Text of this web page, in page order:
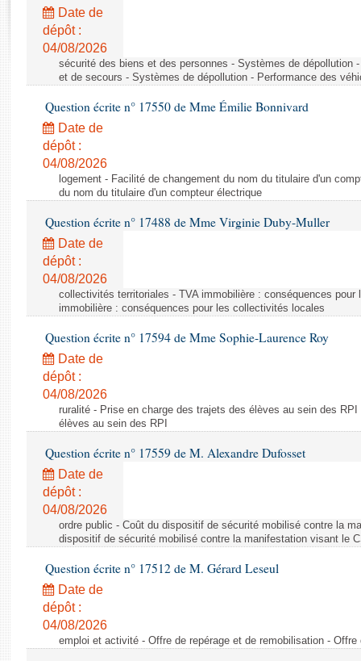
Rapports législatifs
Rapports sur l'application des lois
Baromètre de l’application des lois
Dossiers législatifs
Budget et sécurité sociale
Questions écrites et orales
Comptes rendus des débats
Date de
dépôt :
04/08/2026
sécurité des biens et des personnes - Systèmes de dépollution
et de secours - Systèmes de dépollution - Performance des
Question écrite n° 17550 de Mme Émilie Bonnivard
Date de
dépôt :
04/08/2026
logement - Facilité de changement du nom du titulaire d'un
du nom du titulaire d'un compteur électrique
Question écrite n° 17488 de Mme Virginie Duby-Muller
Date de
dépôt :
04/08/2026
collectivités territoriales - TVA immobilière : conséquences
immobilière : conséquences pour les collectivités locales
Question écrite n° 17594 de Mme Sophie-Laurence Roy
Date de
dépôt :
04/08/2026
ruralité - Prise en charge des trajets des élèves au sein des
élèves au sein des RPI
Question écrite n° 17559 de M. Alexandre Dufosset
Date de
dépôt :
04/08/2026
ordre public - Coût du dispositif de sécurité mobilisé contre la
dispositif de sécurité mobilisé contre la manifestation visant le
Question écrite n° 17512 de M. Gérard Leseul
Date de
dépôt :
04/08/2026
emploi et activité - Offre de repérage et de remobilisation -